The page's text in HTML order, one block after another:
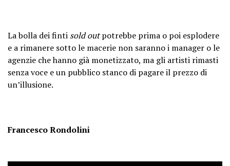
La bolla dei finti sold outpotrebbe prima o poi esplodere
e a rimanere sotto le macerie non saranno i manager o le
agenzie che hanno già monetizzato, ma gli artisti rimasti
senza voce e un pubblico stanco di pagare il prezzo di
un’illusione.
Francesco Rondolini